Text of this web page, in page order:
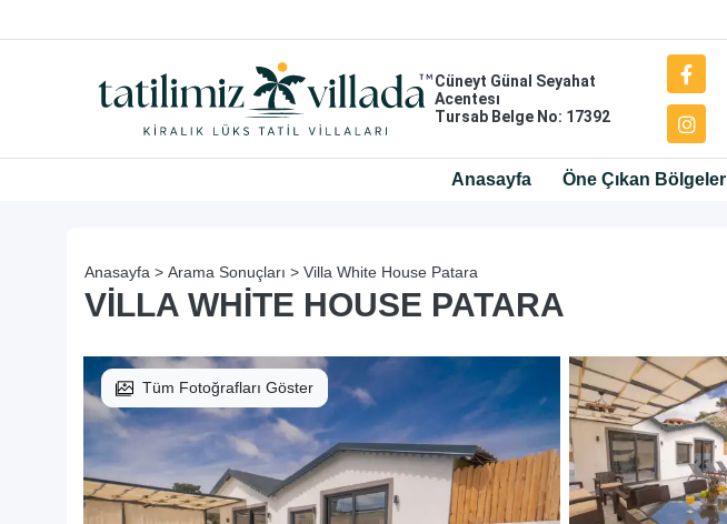
Cüneyt Günal Seyahat
Acentesı
Tursab Belge No: 17392
Anasayfa Öne Çıkan Bölgeler
Anasayfa > Arama Sonuçları > Villa White House Patara
VILLA WHITE HOUSE PATARA
Tüm Fotoğrafları Göster